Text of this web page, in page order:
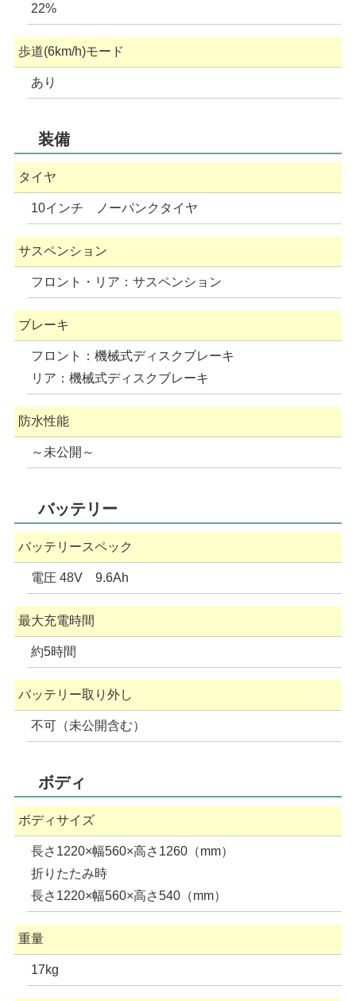
22%
歩道(6km/h)モード
あり
装備
タイヤ
10インチ ノーパンクタイヤ
サスペンション
フロント・リア：サスペンション
ブレーキ
フロント：機械式ディスクブレーキ
リア：機械式ディスクブレーキ
防水性能
～未公開～
バッテリー
バッテリースペック
電圧 48V 9.6Ah
最大充電時間
約5時間
バッテリー取り外し
不可（未公開含む）
ボディ
ボディサイズ
長さ1220×幅560×高さ1260（mm）
折りたたみ時
長さ1220×幅560×高さ540（mm）
重量
17kg